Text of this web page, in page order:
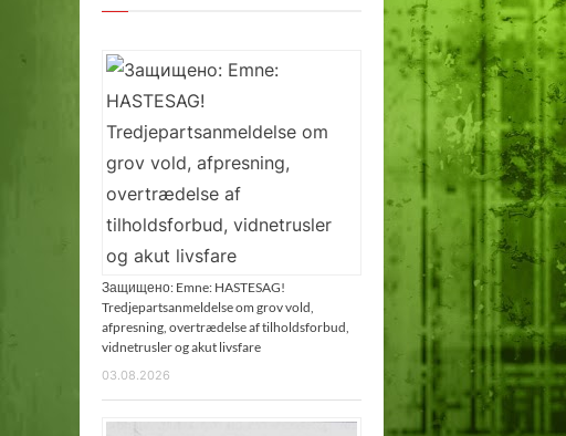
Защищено: Emne: HASTESAG!
Tredjepartsanmeldelse om grov vold,
afpresning, overtrædelse af tilholdsforbud,
vidnetrusler og akut livsfare
03.08.2026